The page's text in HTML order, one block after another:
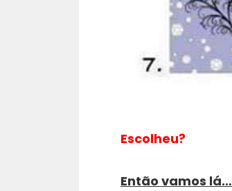
Escolheu?
Então vamos lá…